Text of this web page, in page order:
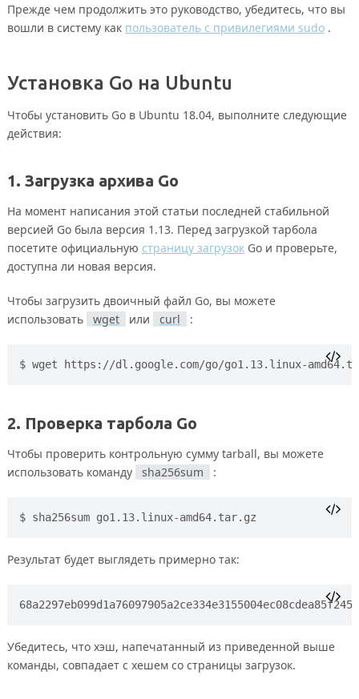
Прежде чем продолжить это руководство, убедитесь, что вы
вошли в систему как пользователь с привилегиями sudo.
Установка Go на Ubuntu
Чтобы установить Go в Ubuntu 18.04, выполните следующие
действия:
1. Загрузка архива Go
На момент написания этой статьи последней стабильной
версией Go была версия 1.13. Перед загрузкой тарбола
посетите официальную страницу загрузокGo и проверьте,
доступна ли новая версия.
Чтобы загрузить двоичный файл Go, вы можете
использовать
wget или curl :
wget https://dl.google.com/go/go1.13.linux-
2. Проверка тарбола Go
Чтобы проверить контрольную сумму tarball, вы можете
использовать команду
sha256sum :
sha256sum go1.13.linux-amd64.tar.gz
Результат будет выглядеть примерно так:
Убедитесь, что хэш, напечатанный из приведенной выше
команды, совпадает с хешем со страницы загрузок.